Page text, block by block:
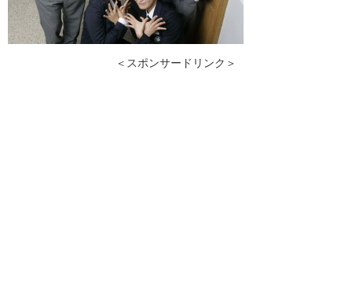
＜スポンサードリンク＞